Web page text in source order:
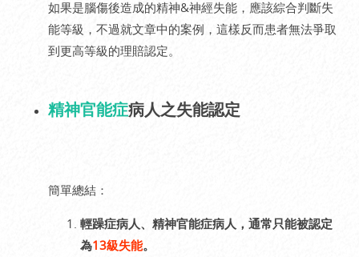
如果是腦傷後造成的精神&神經失能，應該綜合判斷失
能等級，不過就文章中的案例，這樣反而患者無法爭取
到更高等級的理賠認定。
精神官能症病人之失能認定
簡單總結：
輕躁症病人、精神官能症病人，通常只能被認定
為13級失能。